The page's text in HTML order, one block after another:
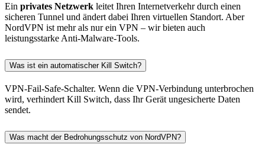
Ein privates Netzwerk leitet Ihren Internetverkehr durch einen
sicheren Tunnel und ändert dabei Ihren virtuellen Standort. Aber
NordVPN ist mehr als nur ein VPN – wir bieten auch
leistungsstarke Anti-Malware-Tools.
Was ist ein automatischer Kill Switch?
VPN-Fail-Safe-Schalter. Wenn die VPN-Verbindung unterbrochen
wird, verhindert Kill Switch, dass Ihr Gerät ungesicherte Daten
sendet.
Was macht der Bedrohungsschutz von NordVPN?